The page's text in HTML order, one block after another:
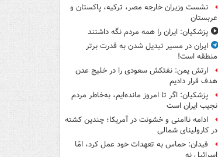
نشست وزیران خارجه مصر، ترکیه، پاکستان و
عربستان
پزشکیان: ایران را همه مردم نگه داشتند
ایران در مسیر تبدیل شدن به قدرت برتر
منطقه است!
ارتش یمن: نفتکش سعودی را در خلیج عدن
هدف قرار دادیم
پزشکیان: اگر تا امروز مانده‌ایم، به‌خاطر مردم
نجیب ایران است
ادامه ناامنی و خشونت در آمریکا؛ چندین کشته
در کارولینای شمالی
فیدان: حماس به تعهدات خود عمل کرد، امّا